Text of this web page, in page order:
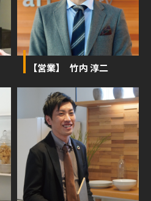
【営業】 竹内 淳二